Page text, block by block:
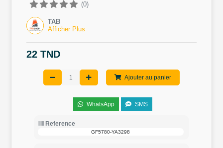
(0)
TAB
Afficher Plus
22 TND
Ajouter au panier
WhatsApp SMS
Reference
GF5780-YA3298